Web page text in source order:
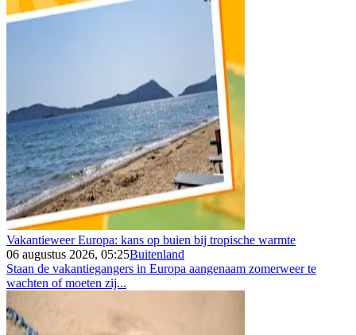
Vakantieweer Europa: kans op buien bij tropische warmte
06 augustus 2026, 05:25Buitenland
Staan de vakantiegangers in Europa aangenaam zomerweer te
wachten of moeten zij...